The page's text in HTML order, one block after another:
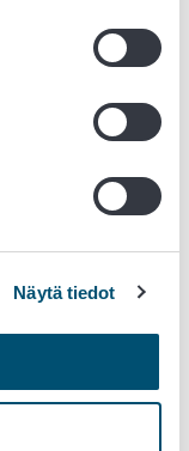
Näytä tiedot
varmistettava,
vaaraa ihmisen